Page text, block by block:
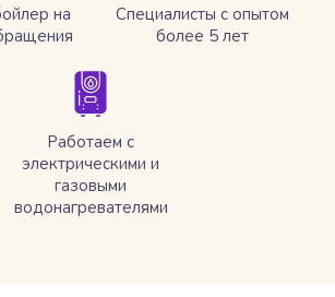
на
Специалисты с опытом
более 5 лет
Работаем с
электрическими и
газовыми
водонагревателями